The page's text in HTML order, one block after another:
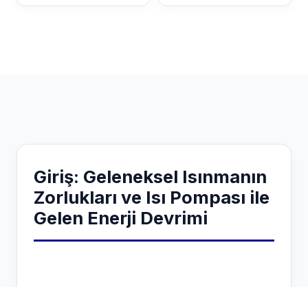
Giriş: Geleneksel Isınmanın
Zorlukları ve Isı Pompası ile
Gelen Enerji Devrimi